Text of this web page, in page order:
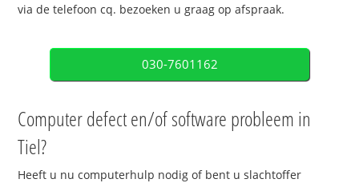
via de telefoon cq. bezoeken u graag op afspraak.
030-7601162
Computer defect en/of software probleem in
Tiel?
Heeft u nu computerhulp nodig of bent u slachtoffer